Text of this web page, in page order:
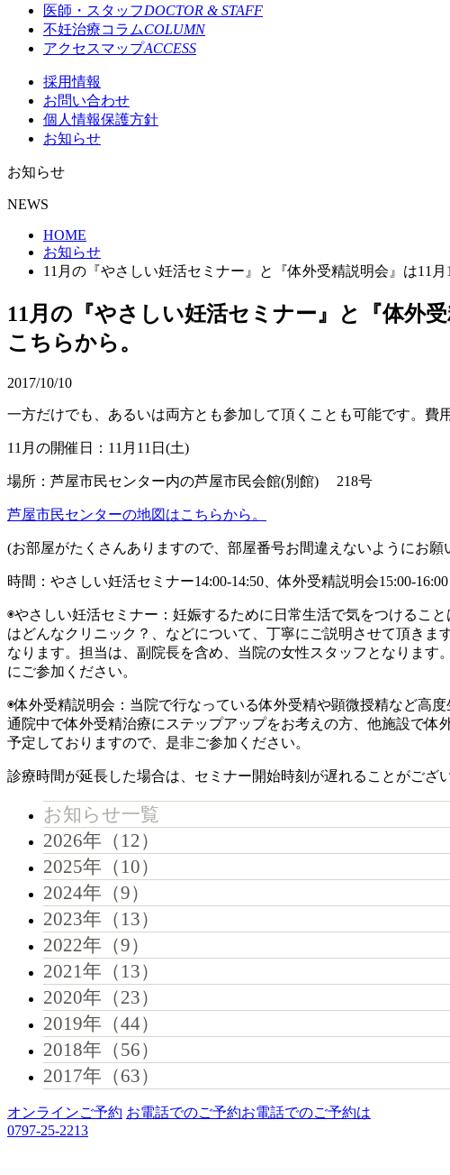
医師・スタッフDOCTOR & STAFF
不妊治療コラムCOLUMN
アクセスマップACCESS
採用情報
お問い合わせ
個人情報保護方針
お知らせ
お知らせ
NEWS
HOME
お知らせ
11月の『やさしい妊活セミナー』と『体外受精説明会』は11
11月の『やさしい妊活セミナー』と『体外
こちらから。
2017/10/10
一方だけでも、あるいは両方とも参加して頂くことも可能です。費
11月の開催日：11月11日(土)
場所：芦屋市民センター内の芦屋市民会館(別館) 218号
芦屋市民センターの地図はこちらから。
(お部屋がたくさんありますので、部屋番号お間違えないようにお願
時間：やさしい妊活セミナー14:00-14:50、体外受精説明会15:00-16:00
◉やさしい妊活セミナー：妊娠するために日常生活で気をつけるこ
はどんなクリニック？、などについて、丁寧にご説明させて頂き
なります。担当は、副院長を含め、当院の女性スタッフとなりま
にご参加ください。
◉体外受精説明会：当院で行なっている体外受精や顕微授精など高
通院中で体外受精治療にステップアップをお考えの方、他施設で
予定しておりますので、是非ご参加ください。
診療時間が延長した場合は、セミナー開始時刻が遅れることがござ
お知らせ一覧
2026年（12）
2025年（10）
2024年（9）
2023年（13）
2022年（9）
2021年（13）
2020年（23）
2019年（44）
2018年（56）
2017年（63）
オンラインご予約 お電話でのご予約お電話でのご予約は
0797-25-2213